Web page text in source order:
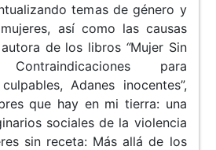
temas de género y
así como las causas
de los libros “Mujer Sin
para
Adanes inocentes”,
que hay en mi tierra: una
sociales de la violencia
sin receta: Más allá de los